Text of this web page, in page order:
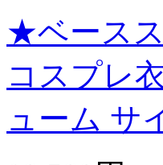
★ベース
コスプレ
ューム サ